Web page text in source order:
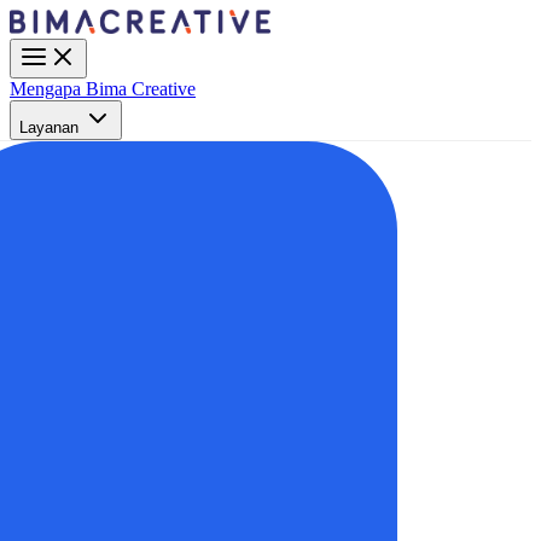
Mengapa Bima Creative
Layanan